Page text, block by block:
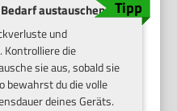
austauschen
und
Kontrolliere die
sie aus, sobald sie
bewahrst du die volle
deines Geräts.